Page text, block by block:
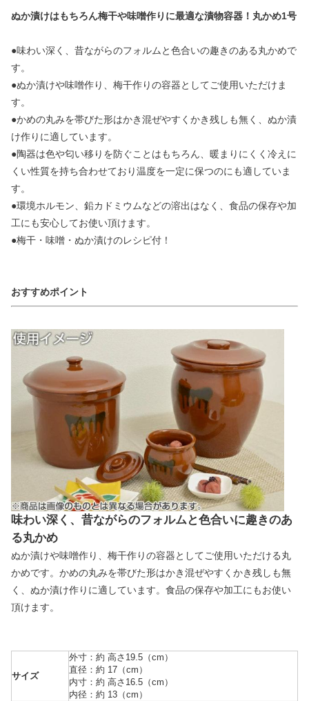
ぬか漬けはもちろん梅干や味噌作りに最適な漬物容器！丸かめ1号
●味わい深く、昔ながらのフォルムと色合いの趣きのある丸かめで
す。
●ぬか漬けや味噌作り、梅干作りの容器としてご使用いただけま
す。
●かめの丸みを帯びた形はかき混ぜやすくかき残しも無く、ぬか漬
け作りに適しています。
●陶器は色や匂い移りを防ぐことはもちろん、暖まりにくく冷えに
くい性質を持ち合わせており温度を一定に保つのにも適していま
す。
●環境ホルモン、鉛カドミウムなどの溶出はなく、食品の保存や加
工にも安心してお使い頂けます。
●梅干・味噌・ぬか漬けのレシピ付！
おすすめポイント
味わい深く、昔ながらのフォルムと色合いに趣きのあ
る丸かめ
ぬか漬けや味噌作り、梅干作りの容器としてご使用いただける丸
かめです。かめの丸みを帯びた形はかき混ぜやすくかき残しも無
く、ぬか漬け作りに適しています。食品の保存や加工にもお使い
頂けます。
サイズ
外寸：約 高さ19.5（cm）
直径：約 17（cm）
内寸：約 高さ16.5（cm）
内径：約 13（cm）